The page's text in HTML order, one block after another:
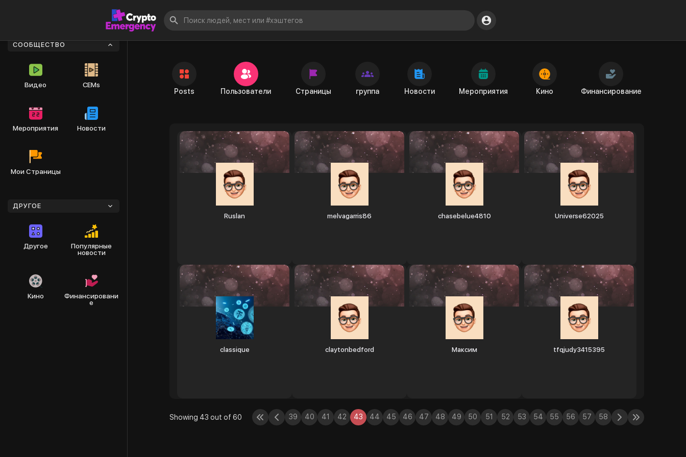
СООБЩЕСТВО
Видео CEMs
Мероприятия Новости
Мои Страницы
ДРУГОЕ
Другое
Популярные
новости
Кино
Финансировани
е
Posts Пользователи Страницы группа Новости Мероприятия Кино Финансирование
Ruslan melvagarris86 chasebelue4810 Universe62025
classique claytonbedford Максим tfqjudy3415395
Showing 43 out of 60 39 40 41 42 43 44 45 46 47 48 49 50 51 52 53 54 55 56 57 58